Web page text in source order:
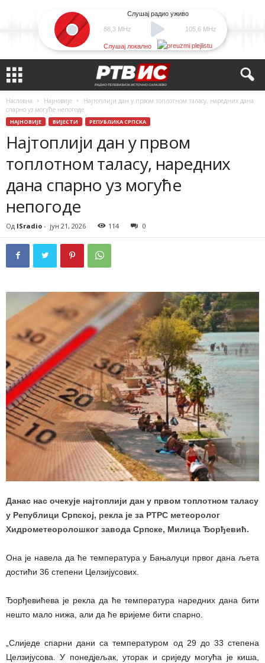
88,3 MHz
Слушај радио уживо
105,6 MHz
Слушај локално
Насловна Најновије
Најтоплији дан у првом топлотном таласу, наредних дана
спарно уз могуће непогоде
НАЈНОВИЈЕ ВИЈЕСТИ РЕПУБЛИКА СРПСКА
Најтоплији дан у првом
топлотном таласу, наредних
дана спарно уз могуће
непогоде
Од ISradio - јун 21, 2026 114 0
Данас нас очекује најтоплији дан у првом топлотном таласу
у Републици Српској, рекла је за РТРС метеоролог
Хидрометеоролошког завода Српске, Милица Ђорђевић.
Она је навела да ће температура у Бањалуци првог дана љета
достићи 36 степени Целзијусових.
Ђорђевићева је рекла да ће температура наредних дана бити
нешто мало нижа, али да ће вријеме бити спарно.
„Слиједе спарни дани са температуром од 29 до 33 степена
Целзијусова. У понедјељак, уторак и сриједу могућа је киша,